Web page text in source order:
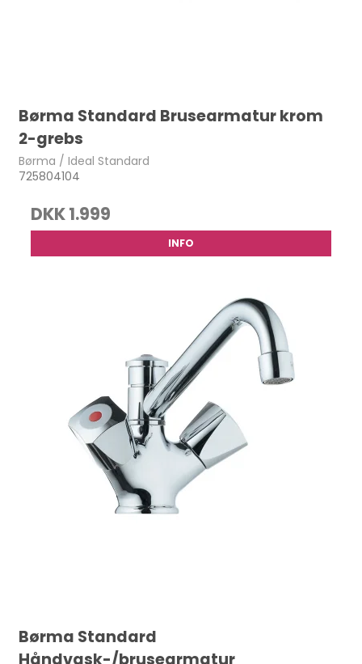
Børma Standard Brusearmatur krom
2-grebs
Børma / Ideal Standard
725804104
DKK 1.999
INFO
Børma Standard